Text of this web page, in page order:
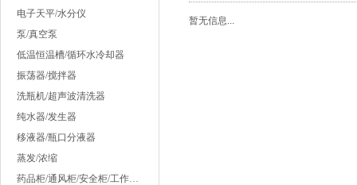
电子天平/水分仪
泵/真空泵
低温恒温槽/循环水冷却器
振荡器/搅拌器
洗瓶机/超声波清洗器
纯水器/发生器
移液器/瓶口分液器
蒸发/浓缩
药品柜/通风柜/安全柜/工作…
暂无信息...